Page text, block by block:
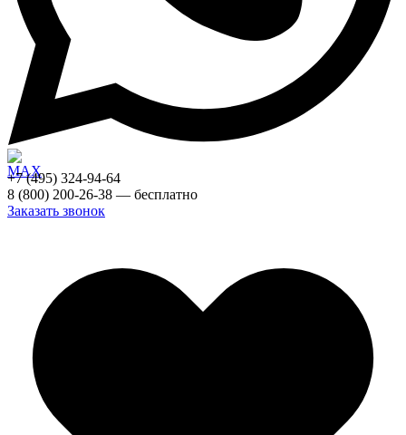
+7 (495) 324-94-64
8 (800) 200-26-38 — бесплатно
Заказать звонок